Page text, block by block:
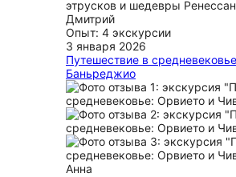
ещё
Дмитрий
Опыт: 4 экскурсии
3 января 2026
Путешествие в
Баньреджио
Наталья показала нам самые
рассказала про них много
забронировать ресторан 1
из-за праздников и
Чивита ди Баньореджио. В
чувствовали ее заботу о
ещё
Анна